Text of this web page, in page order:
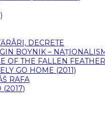
DECRETE
BOYNIK –
OF THE FALLEN FEATHER
GO HOME (2011)
RAFA
(2017)